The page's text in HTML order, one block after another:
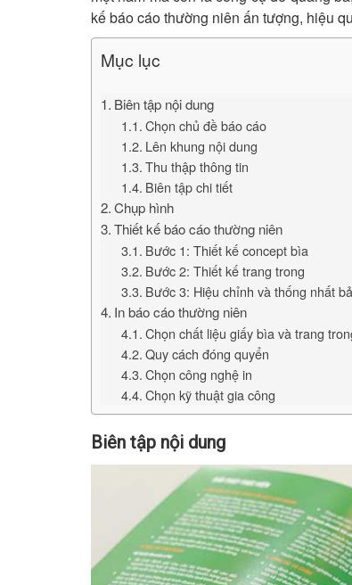
kế báo cáo thường niên ấn tượng, hiệu
Mục lục
Biên tập nội dung
Chọn chủ đề báo cáo
Lên khung nội dung
Thu thập thông tin
Biên tập chi tiết
Chụp hình
Thiết kế báo cáo thường niên
Bước 1: Thiết kế concept bìa
Bước 2: Thiết kế trang trong
Bước 3: Hiệu chỉnh và thống nhất
In báo cáo thường niên
Chọn chất liệu giấy bìa và trang
Quy cách đóng quyển
Chọn công nghệ in
Chọn kỹ thuật gia công
Biên tập nội dung